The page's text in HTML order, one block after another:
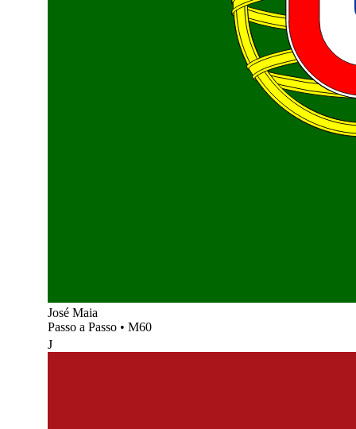
José Maia
Passo a Passo • M60
J